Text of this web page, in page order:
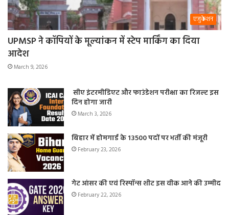
एजुकेशन
UPMSP ने कॉपियों के मूल्यांकन में स्टेप मार्किंग का दिया
आदेश
March 9, 2026
सीए इंटरमीडिएट और फाउंडेशन परीक्षा का रिजल्ट इस
दिन होगा जारी
March 3, 2026
बिहार में होमगार्ड के 13500 पदों पर भर्ती की मंजूरी
February 23, 2026
गेट आंसर की एवं रिस्पॉन्स शीट इस वीक आने की उम्मीद
February 22, 2026